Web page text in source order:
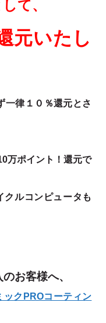
て、
元いたし
律１０％還元とさ
万ポイント！還元で
クルコンピュータも
お客様へ、
ックPROコーティン